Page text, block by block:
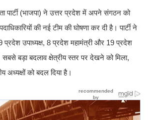
पार्टी (भाजपा) ने उत्तर प्रदेश में अपने संगठन को
की नई टीम की घोषणा कर दी है। पार्टी ने
प्रदेश उपाध्यक्ष, 8 प्रदेश महामंत्री और 19 प्रदेश
सबसे बड़ा बदलाव क्षेत्रीय स्तर पर देखने को मिला,
अध्यक्षों को बदल दिया है।